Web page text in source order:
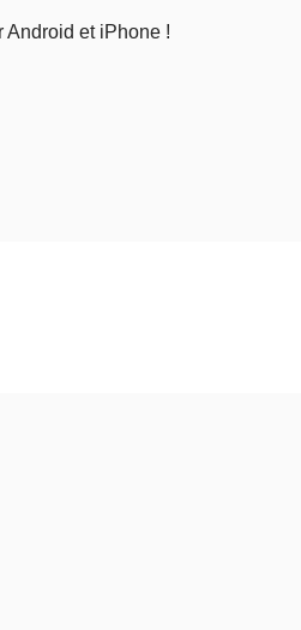
Android et iPhone !